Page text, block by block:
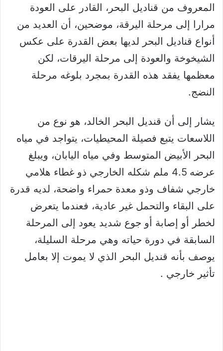
المعروف من قناديل البحر، القادر على العودة
مرارا إلى مرحلة اليرقة، موضحين، أن العديد من
أنواع قناديل البحر لديها بعض القدرة على عكس
الشيخوخة والعودة إلى مرحلة اليرقات، لكن
معظمها يفقد هذه القدرة بمجرد بلوغه مرحلة
النضج.
يشار إلى أن قنديل البحر الخالد، هو نوع من
اللاسعات يتبع فصيلة المحيطيات، يتواجد في مياه
البحر الأبيض المتوسط وفي مياه اليابان، ويبلغ
عرضه 4.5 ملم شكله الخارجي ذو غطاء هلامي
خارجي شفاف وذو معدة حمراء واضحة، لديه قدرة
على البقاء والتحمل غير عادية، فعندما يتعرض
لخطر أو إصابة أو جوع شديد يعود إلى المرحلة
السابقة في دورة حياته وهي مرحلة السليلة،
يوصف بأنه قنديل البحر الذي لا يموت إلا بعامل
تأثير خارجي .